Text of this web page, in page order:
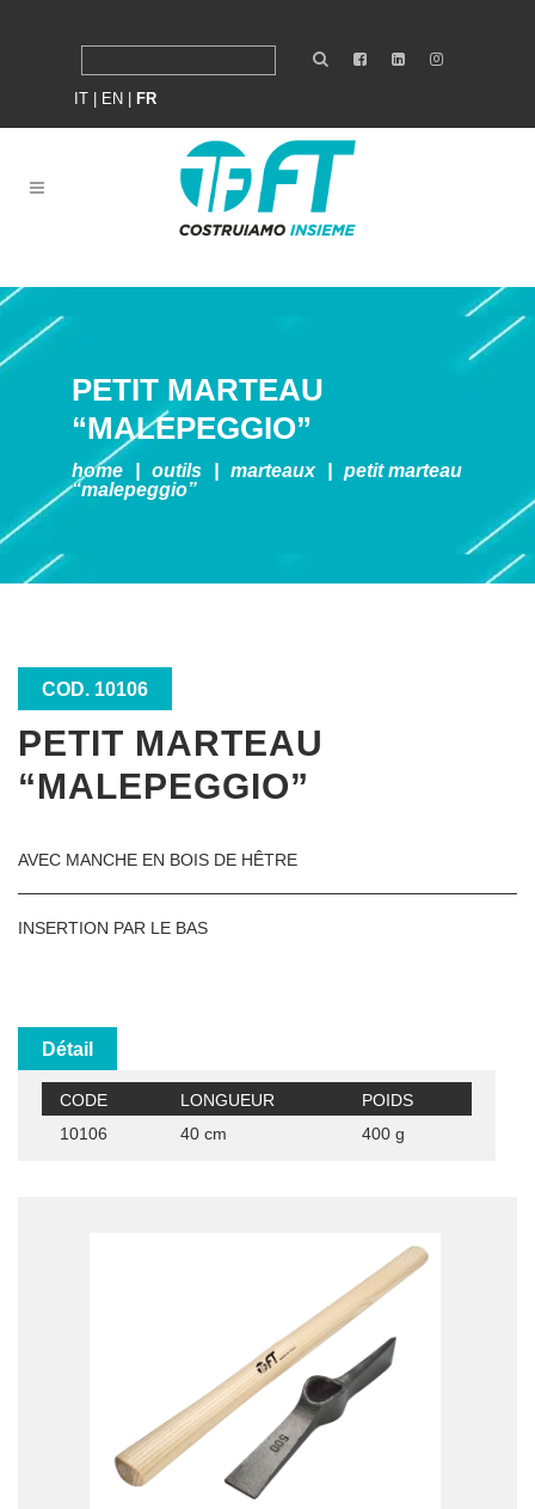
IT EN FR
PETIT MARTEAU
“MALEPEGGIO”
home outils marteaux
petit marteau
“malepeggio”
COD. 10106
PETIT MARTEAU
“MALEPEGGIO”
AVEC MANCHE EN BOIS DE HÊTRE
INSERTION PAR LE BAS
Détail
CODE LONGUEUR
POIDS
10106
40 cm 400 g